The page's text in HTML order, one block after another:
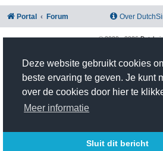
Deze website gebruikt cookies
beste ervaring te geven. Je kunt
over de cookies door hier te
Meer informatie
Sluit dit bericht
Portal Forum Over
© 2020 -2026
Nederlandse vertaling door
phpBB Two Factor
Privacy|
Time: 0.384s| Peak Memory Usage: 2.99 MiB